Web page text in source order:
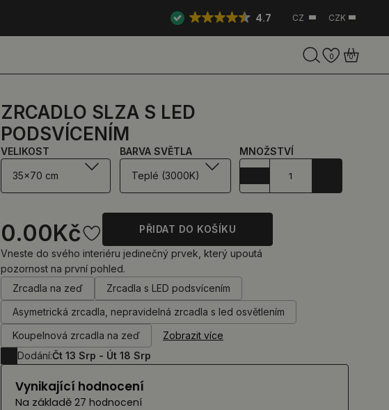
4.7 CZ CZK
0 0
ZRCADLO SLZA S LED
PODSVÍCENÍM
VELIKOST
35x70 cm
BARVA SVĚTLA
Teplé (3000K)
MNOŽSTVÍ
0.00Kč PŘIDAT DO KOŠÍKU
Vneste do svého interiéru jedinečný prvek, který upoutá
pozornost na první pohled.
Zrcadla na zeď
Zrcadla s LED podsvícením
Asymetrická zrcadla, nepravidelná zrcadla s led osvětlením
Koupelnová zrcadla na zeď
Zobrazit více
Dodání:Čt 13 Srp - Út 18 Srp
Vynikající hodnocení
Na základě 27 hodnocení